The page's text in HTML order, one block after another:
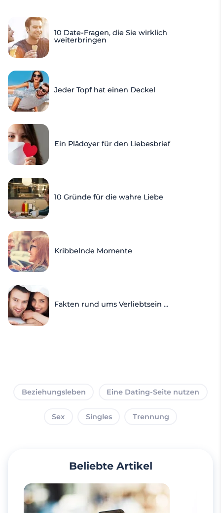
10 Date-Fragen, die Sie wirklich
weiterbringen
Jeder Topf hat einen Deckel
Ein Plädoyer für den Liebesbrief
10 Gründe für die wahre Liebe
Kribbelnde Momente
Fakten rund ums Verliebtsein ...
Beziehungsleben Eine Dating-Seite nutzen
Sex Singles Trennung
Beliebte Artikel